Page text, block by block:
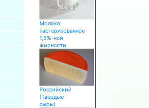
Молоко
пастеризованное
1,5%-ной
жирности
Российский
(Твердые
сыры)